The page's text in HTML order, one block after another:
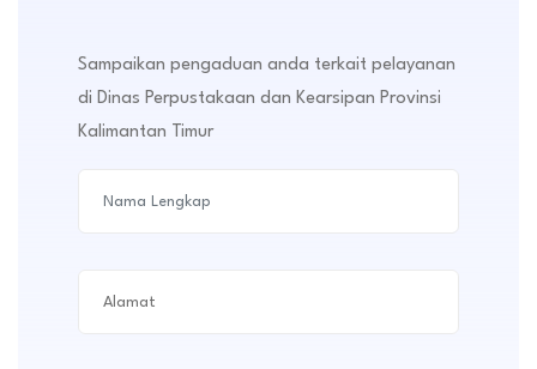
Sampaikan pengaduan anda terkait pelayanan
di Dinas Perpustakaan dan Kearsipan Provinsi
Kalimantan Timur